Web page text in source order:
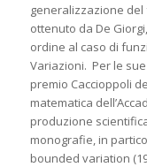
generalizzazione
ottenuto da De
ordine al caso di
Variazioni. Per le
premio Caccioppoli
matematica
produzione
monografie, in
bounded variation